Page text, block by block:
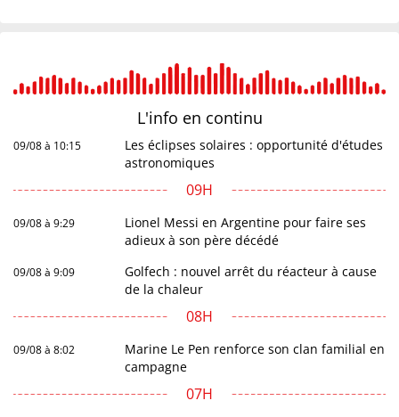
L'info en continu
09/08 à 10:15
Les éclipses solaires : opportunité d'études
astronomiques
09H
09/08 à 9:29
Lionel Messi en Argentine pour faire ses
adieux à son père décédé
09/08 à 9:09
Golfech : nouvel arrêt du réacteur à cause
de la chaleur
08H
09/08 à 8:02
Marine Le Pen renforce son clan familial en
campagne
07H